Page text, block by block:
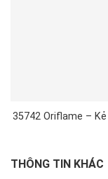
35742 Oriflame –
THÔNG TIN KHÁC